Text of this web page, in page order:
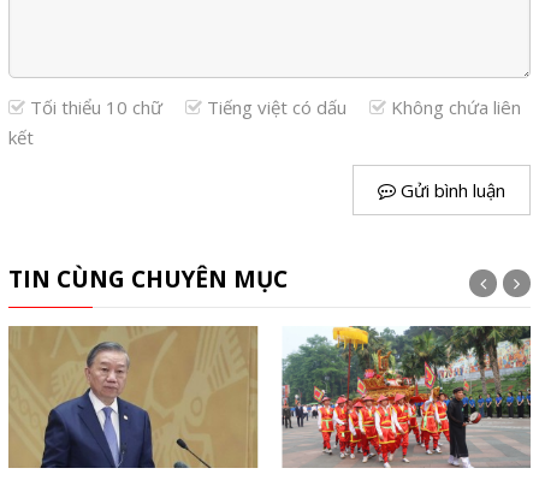
Tối thiểu 10 chữ Tiếng việt có dấu
Không chứa liên
kết
Gửi bình luận
TIN CÙNG CHUYÊN MỤC